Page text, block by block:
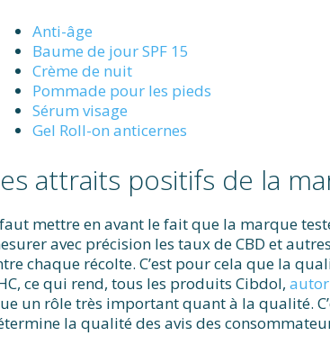
Anti-âge
Baume de jour SPF 15
Crème de nuit
Pommade pour les pieds
Sérum visage
Gel Roll-on anticernes
attraits positifs de la
mettre en avant le fait que la marque
avec précision les taux de CBD et
chaque récolte. C’est pour cela que la
ce qui rend, tous les produits Cibdol,
un rôle très important quant à la qualité.
la qualité des avis des